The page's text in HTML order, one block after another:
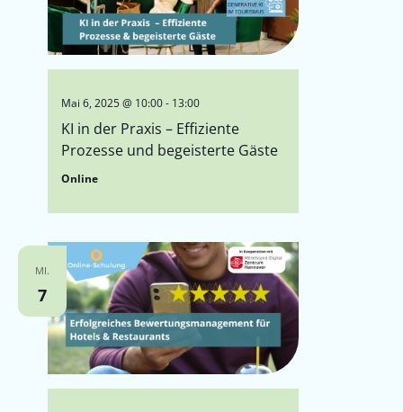
KI in der Praxis – Effiziente
Prozesse und begeisterte Gäste
Mai 6, 2025 @ 10:00- 13:00
Online
MI.
7